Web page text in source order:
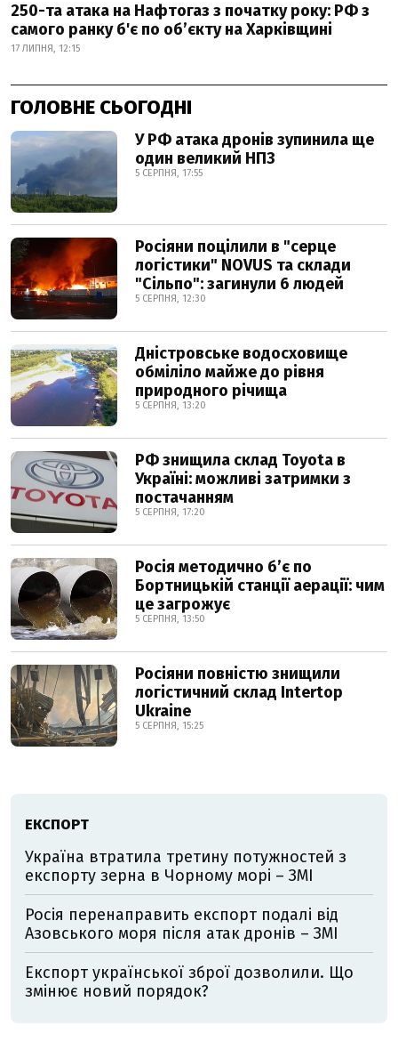
250-та атака на Нафтогаз з початку року: РФ з
самого ранку б'є по об’єкту на Харківщині
17 ЛИПНЯ, 12:15
ГОЛОВНЕ СЬОГОДНІ
У РФ атака дронів зупинила ще
один великий НПЗ
5 СЕРПНЯ, 17:55
Росіяни поцілили в "серце
логістики" NOVUS та склади
"Сільпо": загинули 6 людей
5 СЕРПНЯ, 12:30
Дністровське водосховище
обміліло майже до рівня
природного річища
5 СЕРПНЯ, 13:20
РФ знищила склад Toyota в
Україні: можливі затримки з
постачанням
5 СЕРПНЯ, 17:20
Росія методично б’є по
Бортницькій станції аерації: чим
це загрожує
5 СЕРПНЯ, 13:50
Росіяни повністю знищили
логістичний склад Intertop
Ukraine
5 СЕРПНЯ, 15:25
ЕКСПОРТ
Україна втратила третину потужностей з
експорту зерна в Чорному морі – ЗМІ
Росія перенаправить експорт подалі від
Азовського моря після атак дронів – ЗМІ
Експорт української зброї дозволили. Що
змінює новий порядок?